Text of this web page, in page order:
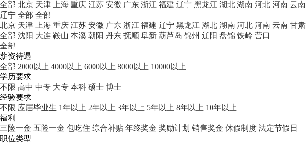
全部 北京 天津 上海 重庆 江苏 安徽 广东 浙江 福建 辽宁 黑龙江 湖北 湖南 河北 河南 云南
辽宁 全部 全部
北京 天津 上海 重庆 江苏 安徽 广东 浙江 福建 辽宁 黑龙江 湖北 湖南 河北 河南 云南 甘肃
全部 沈阳 大连 鞍山 本溪 朝阳 丹东 抚顺 阜新 葫芦岛 锦州 辽阳 盘锦 铁岭 营口
全部
薪资待遇
全部 2000以上 4000以上 6000以上 8000以上 10000以上
学历要求
不限 高中 中专 大专 本科 硕士 博士
经验要求
不限 应届毕业生 1年以上 2年以上 3年以上 5年以上 8年以上 10年以上
福利
三险一金 五险一金 包吃住 综合补贴 年终奖金 奖励计划 销售奖金 休假制度 法定节假日
职位类型